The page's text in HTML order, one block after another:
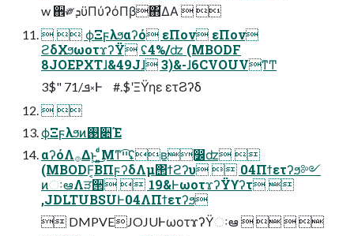
w ઎༗ܕϋΠύʔόΠβ΋͋ΔΑ  
  ϕΞϝλϧαʔό εΠον εΠον
ϩδΧϧωοτϫʔΫ ʢ4%/ʣ (MBODF
8JOEPXTɺ&49Jɺ 3)&-ɺ6CVOUVͳͲ
3$" 71/ܦ༝Ͱ #.$ʹΞΫηε ετϨʔδ
 
ϕΞϝλϧͷ࢓૊Έ
αʔόΛ࡞Δͱ͖ ͍͍ͩͨ͜Μͳײ͡ʢʙ෼ʣ 
(MBODF͔ΒΠϝʔδΛμ΢ϯϩʔυ  04Πϯετʔϧ༻
ͷઃఆΛੜ੒  19&ͰωοτϫʔΫϒʔτ 
,JDLTUBSUͰ04ΛΠϯετʔϧ
 DMPVEJOJUͰωοτϫʔΫઃఆ    